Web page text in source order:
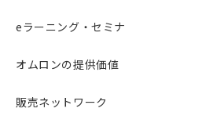
eラーニング・セミナ
オムロンの提供価値
販売ネットワーク